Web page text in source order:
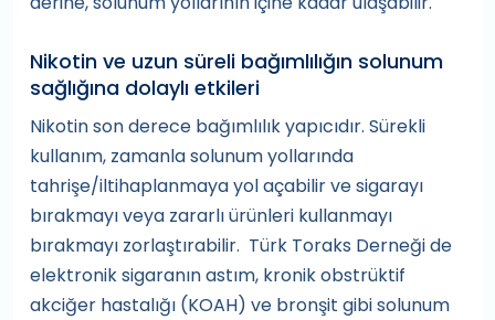
Nikotin ve uzun süreli bağımlılığın solunum
sağlığına dolaylı etkileri
Nikotin son derece bağımlılık yapıcıdır. Sürekli
kullanım, zamanla solunum yollarında
tahrişe/iltihaplanmaya yol açabilir ve sigarayı
bırakmayı veya zararlı ürünleri kullanmayı
bırakmayı zorlaştırabilir. Türk Toraks Derneği de
elektronik sigaranın astım, kronik obstrüktif
akciğer hastalığı (KOAH) ve bronşit gibi solunum